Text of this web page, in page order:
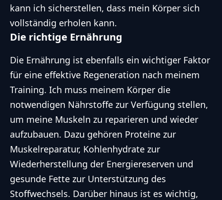
kann ich sicherstellen, dass mein Körper sich
vollständig erholen kann.
Die richtige Ernährung
Die Ernährung ist ebenfalls ein wichtiger Faktor
für eine effektive Regeneration nach meinem
Training. Ich muss meinem Körper die
notwendigen Nährstoffe zur Verfügung stellen,
um meine Muskeln zu reparieren und wieder
aufzubauen. Dazu gehören Proteine zur
Muskelreparatur, Kohlenhydrate zur
Wiederherstellung der Energiereserven und
gesunde Fette zur Unterstützung des
Stoffwechsels. Darüber hinaus ist es wichtig,